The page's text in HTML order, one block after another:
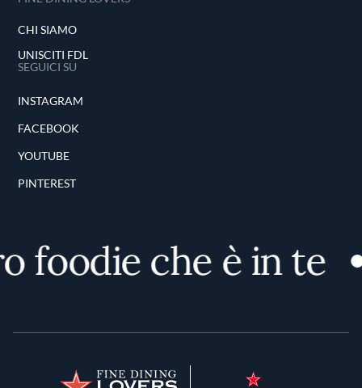
CHI SIAMO
UNISCITI FDL
SEGUICI SU
INSTAGRAM
FACEBOOK
YOUTUBE
PINTEREST
che è in te